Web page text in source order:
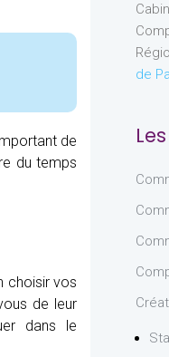
de
du temps
choisir vos
de leur
dans le
de